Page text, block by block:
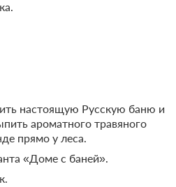
верандой и просторной
вариант: спальни
в общей комнате
King-size
настоящую Русскую баню и
ароматного травяного
прямо у леса.
«Доме с баней».